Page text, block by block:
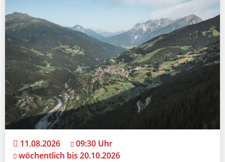
11.08.2026
09:30 Uhr
wöchentlich bis 20.10.2026